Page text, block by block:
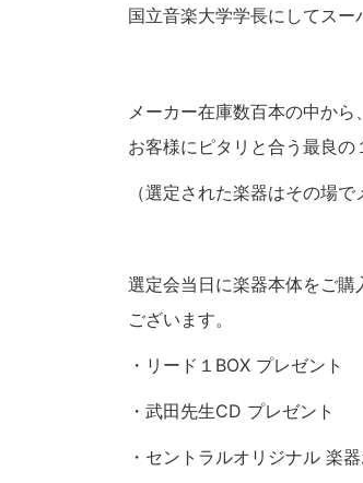
国立音楽大学学長にしてスー
メーカー在庫数百本の中か
お客様にピタリと合う最良の
（選定された楽器はその場
選定会当日に楽器本体をご
ございます。
・リード１BOX プレゼント
・武田先生CD プレゼント
・セントラルオリジナル 楽